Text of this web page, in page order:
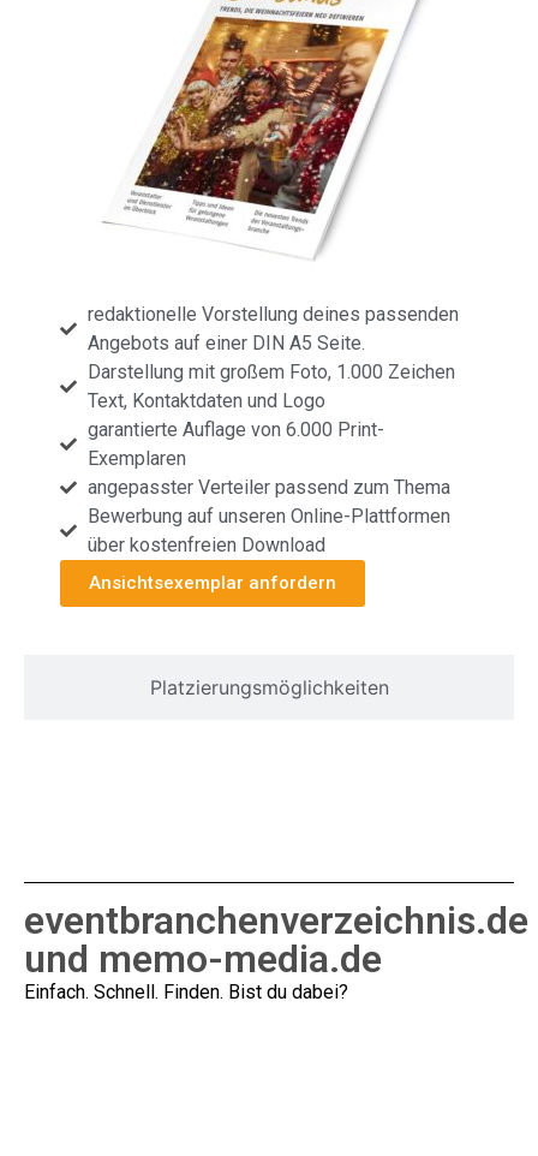
redaktionelle Vorstellung deines passenden
Angebots auf einer DIN A5 Seite.
Darstellung mit großem Foto, 1.000 Zeichen
Text, Kontaktdaten und Logo
garantierte Auflage von 6.000 Print-
Exemplaren
angepasster Verteiler passend zum Thema
Bewerbung auf unseren Online-Plattformen
über kostenfreien Download
Ansichtsexemplar anfordern
Platzierungsmöglichkeiten
eventbranchenverzeichnis.de
und memo-media.de
Einfach. Schnell. Finden. Bist du dabei?